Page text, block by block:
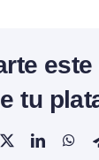
tu
X LinkedIn